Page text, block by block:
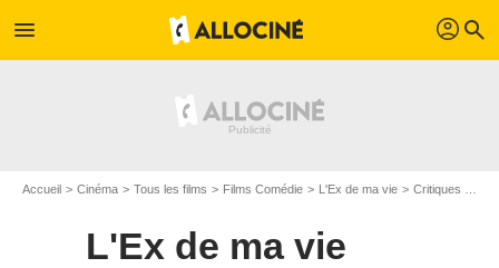
menu profil search
Accueil Cinéma Tous les films Films Comédie L'Ex de ma vie Critiques L'Ex de ma vie
L'Ex de ma vie